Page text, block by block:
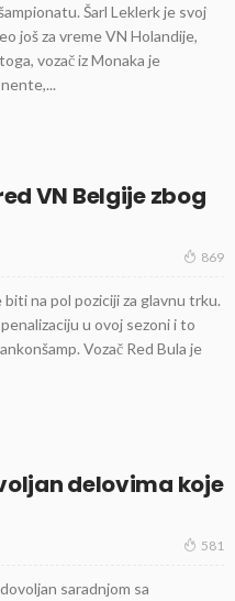
Šarl Leklerk je svoj
još za vreme VN Holandije,
vozač iz Monaka je
VN Belgije zbog
869
na pol poziciji za glavnu trku.
u ovoj sezoni i to
Vozač Red Bula je
delovima koje
581
saradnjom sa